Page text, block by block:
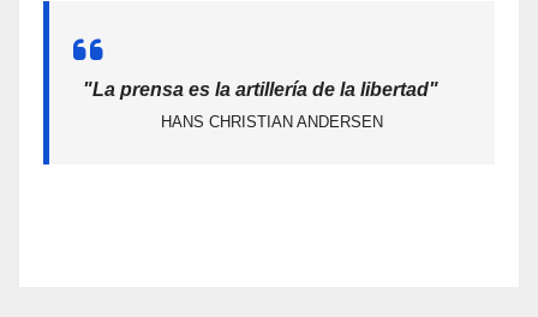
"La prensa es la artillería de la libertad"
HANS CHRISTIAN ANDERSEN